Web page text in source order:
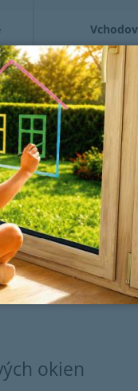
bytu?
pozornosť? Oplatí sa
izoláciu? V tomto
okien